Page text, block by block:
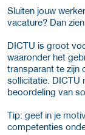
Sluiten jouw
vacature? Dan
DICTU is groot
waaronder het
transparant te zijn
sollicitatie. DICTU
beoordeling van
Tip: geef in je
competenties